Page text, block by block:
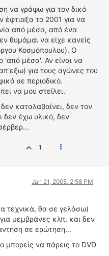
να γράψω για τον δικό
το 2001 για να
από μέσα, από ένα
θυμάμαι να είχε κανείς
Κοσμόπουλου). Ο
'από μέσα'. Αν είναι να
για τους αγώνες του
σε περιοδικό.
να μου στείλει.
καταλαβαίνει, δεν τον
δεν έχω υλικό, δεν
1
Jan 21, 2005, 2:58 PM
τεχνικά, θα σε γελάσω)
μεμβράνες κλπ, και δεν
σε ερώτηση...
να πάρεις το DVD